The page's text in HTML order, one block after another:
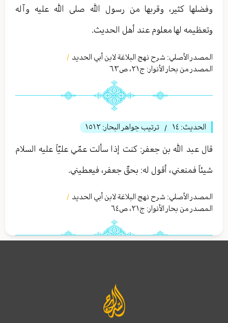
وفضلها كثير، وقربها من رسول الله صلى الله عليه وآله
وتعظيمه لها معلوم عند أهل الحديث.
المصدر الأصلي: شرح نهج البلاغة لابن أبي الحدید /
المصدر من بحار الأنوار: ج٢١، ص٦٣
الحديث: ١٤ / ترتيب جواهر البحار: ١٥١٢
قال عبد الله بن جعفر: كنت إذا سألت عمّي عليّاً عليه السلام
شيئاً فمنعني، أقول له: بحقّ جعفر، فيعطيني.
المصدر الأصلي: شرح نهج البلاغة لابن أبي الحدید /
المصدر من بحار الأنوار: ج٢١، ص٦٤